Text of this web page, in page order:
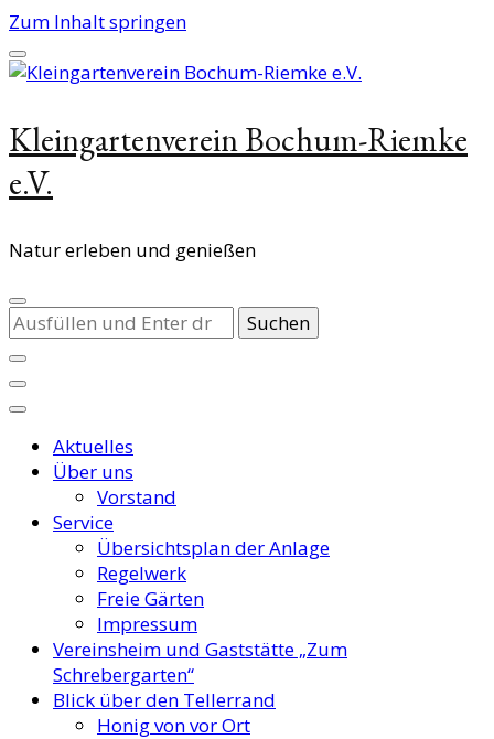
Zum Inhalt springen
Kleingartenverein Bochum-Riemke
e.V.
Natur erleben und genießen
Suchst
du
nach
etwas?
Aktuelles
Über uns
Vorstand
Service
Übersichtsplan der Anlage
Regelwerk
Freie Gärten
Impressum
Vereinsheim und Gaststätte „Zum
Schrebergarten“
Blick über den Tellerrand
Honig von vor Ort